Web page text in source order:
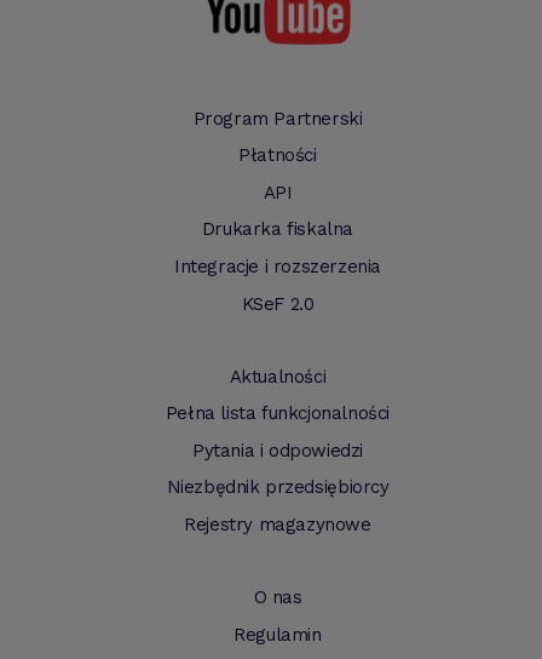
Program Partnerski
Płatności
API
Drukarka fiskalna
Integracje i rozszerzenia
KSeF 2.0
Aktualności
Pełna lista funkcjonalności
Pytania i odpowiedzi
Niezbędnik przedsiębiorcy
Rejestry magazynowe
O nas
Regulamin